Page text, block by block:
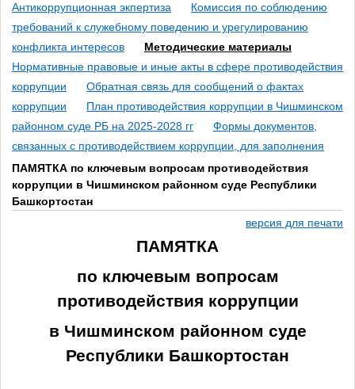
Антикоррупционная экпертиза
Комиссия по соблюдению
требований к служебному поведению и урегулированию
конфликта интересов
Методические материалы
Нормативные правовые и иные акты в сфере противодействия
коррупции
Обратная связь для сообщений о фактах
коррупции
План противодействия коррупции в Чишминском
районном суде РБ на 2025-2028 гг
Формы документов,
связанных с противодействием коррупции, для заполнения
ПАМЯТКА по ключевым вопросам противодействия
коррупции в Чишминском районном суде Республики
Башкортостан
версия для печати
ПАМЯТКА
по ключевым вопросам
противодействия коррупции
в Чишминском районном суде
Республики Башкортостан